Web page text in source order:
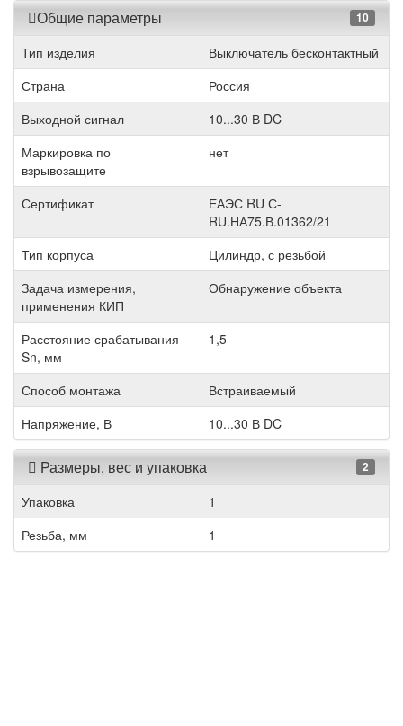
Общие параметры 10
Тип изделия
Выключатель бесконтактный
Страна
Россия
Выходной сигнал
10...30 В DC
Маркировка по
взрывозащите
нет
Сертификат
ЕАЭС RU С-
RU.НА75.В.01362/21
Тип корпуса
Цилиндр, с резьбой
Задача измерения,
применения КИП
Обнаружение объекта
Расстояние срабатывания
Sn, мм
1,5
Способ монтажа
Встраиваемый
Напряжение, В
10...30 В DC
Размеры, вес и упаковка 2
Упаковка
1
Резьба, мм
1